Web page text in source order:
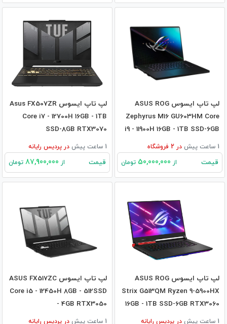
لپ تاپ ایسوس ASUS ROG
Zephyrus M16 GU603HM Core
i9 - 11900H 16GB - 1TB SSD-6GB
RTX30601 ساعت پیش در فروشگاه
قیمت از تومان
لپ تاپ ایسوس Asus FX507ZR
Core i7 - 12700H 16GB - 1TB
SSD-8GB RTX3070
1 ساعت پیش در پردیس رایانه
قیمت از تومان
لپ تاپ ایسوس ASUS ROG
Strix G513QM Ryzen 9-5900HX
16GB - 1TB SSD-6GB RTX3060
1 ساعت پیش در پردیس رایانه
لپ تاپ ایسوس ASUS FX517ZC
Core i5 - 12450H 8GB - 512SSD
- 4GB RTX3050
1 ساعت پیش در پردیس رایانه